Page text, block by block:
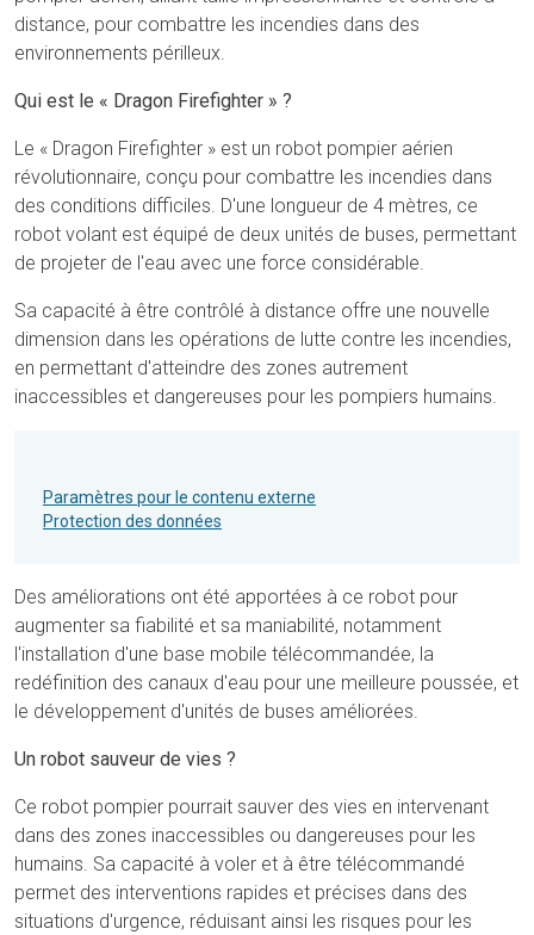
distance, pour combattre les incendies dans des
environnements périlleux.
Qui est le « Dragon Firefighter » ?
Le « Dragon Firefighter » est un robot pompier aérien
révolutionnaire, conçu pour combattre les incendies dans
des conditions difficiles. D'une longueur de 4 mètres, ce
robot volant est équipé de deux unités de buses, permettant
de projeter de l'eau avec une force considérable.
Sa capacité à être contrôlé à distance offre une nouvelle
dimension dans les opérations de lutte contre les incendies,
en permettant d'atteindre des zones autrement
inaccessibles et dangereuses pour les pompiers humains.
Paramètres pour le contenu externe
Protection des données
Des améliorations ont été apportées à ce robot pour
augmenter sa fiabilité et sa maniabilité, notamment
l'installation d'une base mobile télécommandée, la
redéfinition des canaux d'eau pour une meilleure poussée, et
le développement d'unités de buses améliorées.
Un robot sauveur de vies ?
Ce robot pompier pourrait sauver des vies en intervenant
dans des zones inaccessibles ou dangereuses pour les
humains. Sa capacité à voler et à être télécommandé
permet des interventions rapides et précises dans des
situations d'urgence, réduisant ainsi les risques pour les